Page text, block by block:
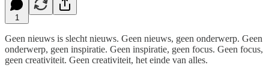
1
Geen nieuws is slecht nieuws. Geen nieuws, geen onderwerp. Geen
onderwerp, geen inspiratie. Geen inspiratie, geen focus. Geen focus,
geen creativiteit. Geen creativiteit, het einde van alles.